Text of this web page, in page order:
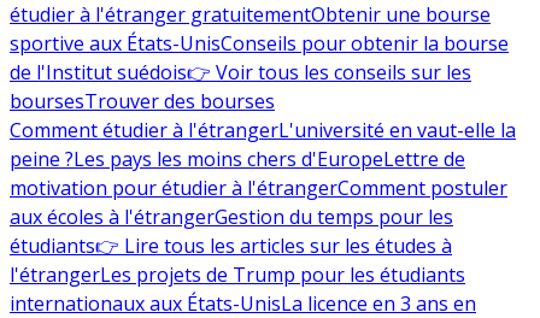
étudier à l'étranger gratuitementObtenir une bourse
sportive aux États-UnisConseils pour obtenir la bourse
de l'Institut suédois👉 Voir tous les conseils sur les
boursesTrouver des bourses
Comment étudier à l'étrangerL'université en vaut-elle la
peine ?Les pays les moins chers d'EuropeLettre de
motivation pour étudier à l'étrangerComment postuler
aux écoles à l'étrangerGestion du temps pour les
étudiants👉 Lire tous les articles sur les études à
l'étrangerLes projets de Trump pour les étudiants
internationaux aux États-UnisLa licence en 3 ans en